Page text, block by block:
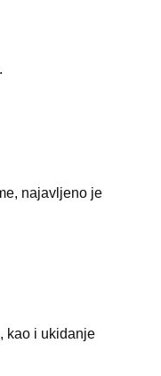
najavljeno je
kao i ukidanje